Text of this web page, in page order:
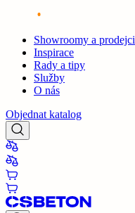
Showroomy a prodejci
Inspirace
Rady a tipy
Služby
O nás
Objednat katalog